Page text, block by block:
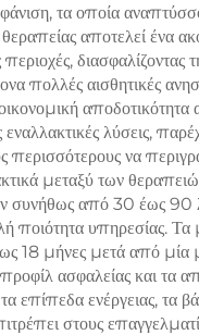
τα οποία
αποτελεί ένα
περιοχές,
πολλές αισθητικές
αποδοτικότητα
εναλλακτικές λύσεις,
περισσότερους να
μεταξύ των
συνήθως από 30 έως 90
ποιότητα υπηρεσίας.
18 μήνες μετά από μία
ασφαλείας και τα
επίπεδα ενέργειας, τα
στους